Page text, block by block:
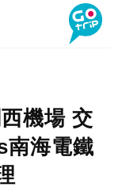
機場 交
南海電鐵